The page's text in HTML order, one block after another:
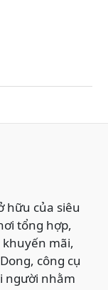
hữu của siêu
tổng hợp,
mãi,
công cụ
người nhằm